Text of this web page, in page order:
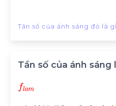
Tần số của ánh sáng đỏ là
Tần số của ánh sáng
f